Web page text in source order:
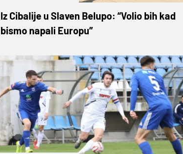
Iz Cibalije u Slaven Belupo: “Volio bih kad
bismo napali Europu”